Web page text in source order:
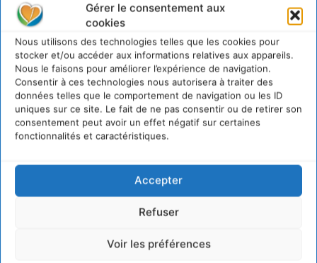
Gérer le consentement aux
cookies
Nous utilisons des technologies telles que les cookies pour
stocker et/ou accéder aux informations relatives aux appareils.
Nous le faisons pour améliorer l’expérience de navigation.
Consentir à ces technologies nous autorisera à traiter des
données telles que le comportement de navigation ou les ID
uniques sur ce site. Le fait de ne pas consentir ou de retirer son
consentement peut avoir un effet négatif sur certaines
fonctionnalités et caractéristiques.
Accepter
Refuser
Voir les préférences
Sur Cdurable
Comment le sol français a perdu sa mémoire
hydrique et déréglé tout le territoire (2020-2026)
Développer notre attention aux espèces vivantes
non humaines avec les communs de Zoepolis
30 juillet 2026
Un kit citoyen pour lever les freins au